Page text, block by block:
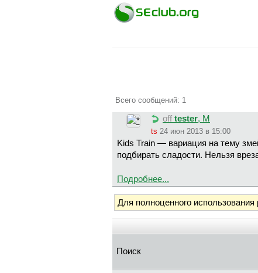
Всего сообщений: 1
off tester, М
ts 24 июн 2013 в 15:00
Kids Train — вариация на тему
подбирать сладости. Нельзя
Подробнее...
Для полноценного использования
Поиск